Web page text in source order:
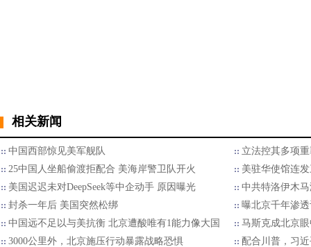
相关新闻
中国西部惊见美军舰队
立法控其多项
25中国人坐船偷渡拒配合 美海岸警卫队开火
美驻华使馆连
美国迟迟未对DeepSeek等中企动手 原因曝光
中共特洛伊木
封杀一年后 美国突然松绑
曝北京千年渗
中国远不足以与美抗衡 北京遭酸唯有1能力像大国
马斯克成北京
3000公里外，北京施压行动暴露战略恐惧
配合川普，习